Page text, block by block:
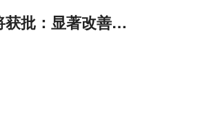
批：显著改善月经过多和疼